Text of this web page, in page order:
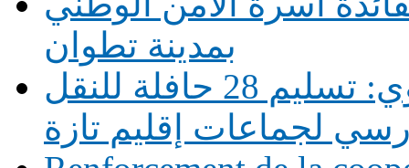
بمدينة تطوان
دعم التمدرس بالوسط القروي: تسليم 28 حافلة للنقل
لجماعات إقليم تازة